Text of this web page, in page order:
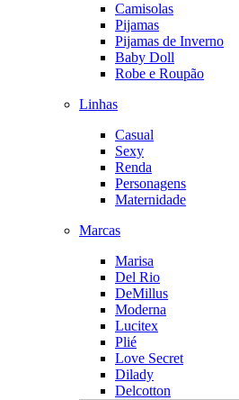
Camisolas
Pijamas
Pijamas de Inverno
Baby Doll
Robe e Roupão
Linhas
Casual
Sexy
Renda
Personagens
Maternidade
Marcas
Marisa
Del Rio
DeMillus
Moderna
Lucitex
Plié
Love Secret
Dilady
Delcotton